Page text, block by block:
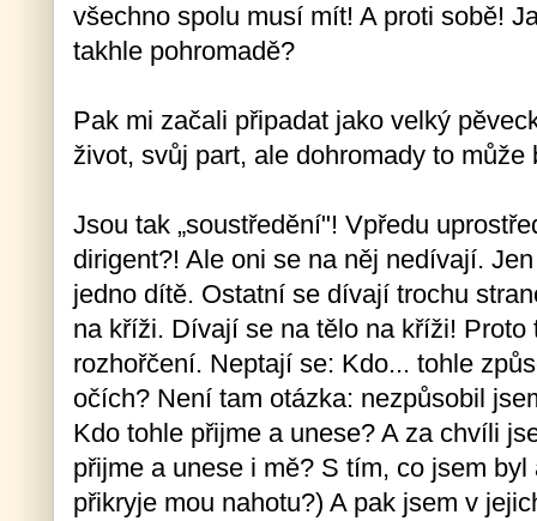
všechno spolu musí mít! A proti sobě!
takhle pohromadě?
Pak mi začali připadat jako velký
život, svůj part, ale dohromady to
Jsou tak „soustředění"! Vpředu
dirigent?! Ale oni se na něj nedívají.
jedno dítě. Ostatní se dívají trochu
na kříži. Dívají se na tělo na kříži!
rozhořčení. Neptají se: Kdo... tohle
očích? Není tam otázka: nezpůsobil
Kdo tohle přijme a unese? A za chvíli
přijme a unese i mě? S tím, co jsem
přikryje mou nahotu?) A pak jsem v